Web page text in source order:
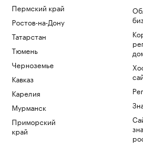
Пермский край
Ростов-на-Дону
Татарстан
Тюмень
Черноземье
Кавказ
Карелия
Мурманск
Приморский
край